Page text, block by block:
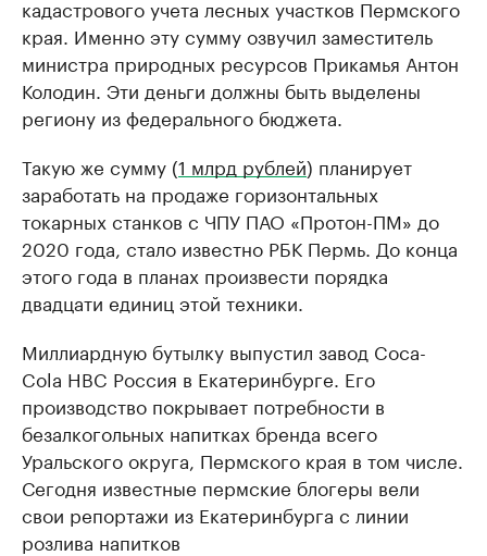
кадастрового учета лесных участков Пермского
края. Именно эту сумму озвучил заместитель
министра природных ресурсов Прикамья Антон
Колодин. Эти деньги должны быть выделены
региону из федерального бюджета.
Такую же сумму (1 млрд рублей) планирует
заработать на продаже горизонтальных
токарных станков с ЧПУ ПАО «Протон-ПМ» до
2020 года, стало известно РБК Пермь. До конца
этого года в планах произвести порядка
двадцати единиц этой техники.
Миллиардную бутылку выпустил завод Coca-
Cola HBC Россия в Екатеринбурге. Его
производство покрывает потребности в
безалкогольных напитках бренда всего
Уральского округа, Пермского края в том числе.
Сегодня известные пермские блогеры вели
свои репортажи из Екатеринбурга с линии
розлива напитков